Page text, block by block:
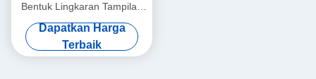
Bentuk Lingkaran Tampilan
Cutting-Edge Untuk
Tampilan Mewah
Dapatkan Harga
Terbaik